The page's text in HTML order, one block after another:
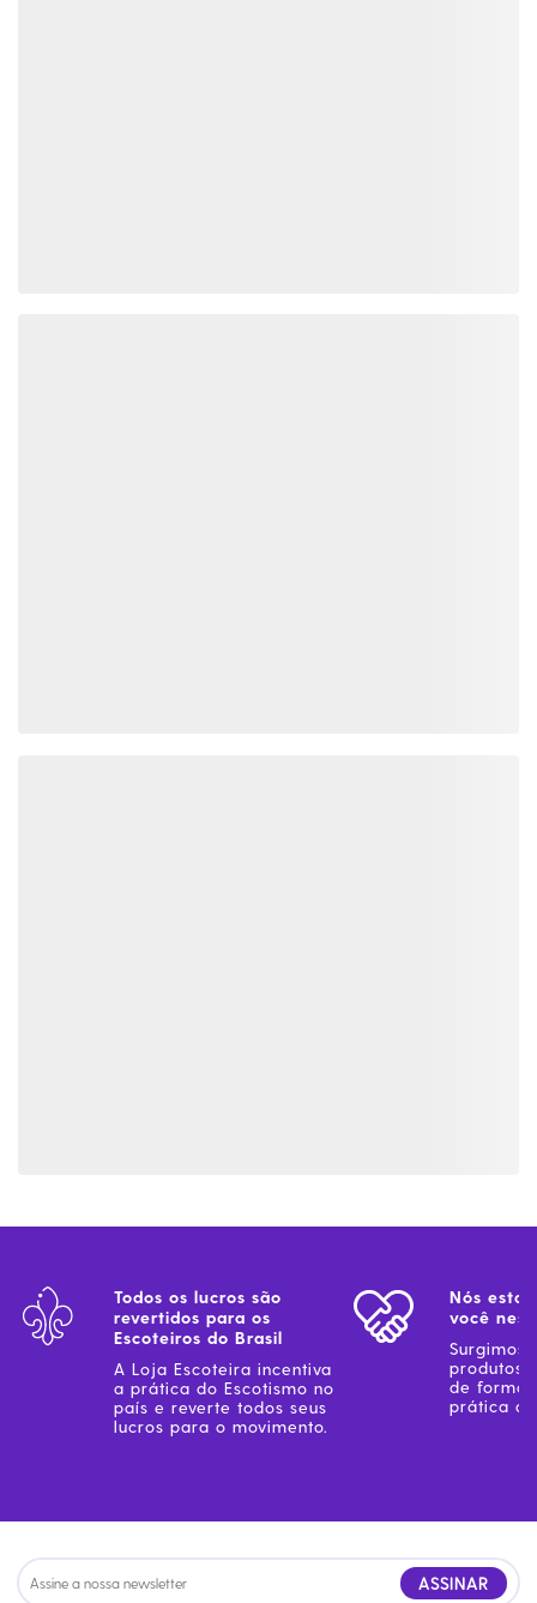
Todos os lucros são
revertidos para os
Escoteiros do Brasil
A Loja Escoteira incentiva
a prática do Escotismo no
país e reverte todos seus
lucros para o movimento.
Nós
você
Surgimos
produtos
de forma
prática
ASSINAR